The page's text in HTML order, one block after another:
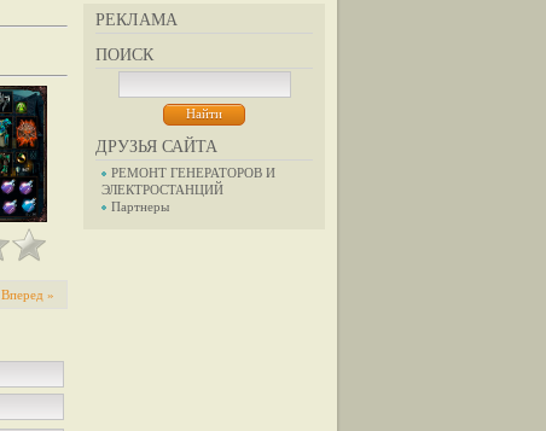
РЕКЛАМА
ПОИСК
ДРУЗЬЯ САЙТА
РЕМОНТ ГЕНЕРАТОРОВ И
ЭЛЕКТРОСТАНЦИЙ
Партнеры
Вперед »